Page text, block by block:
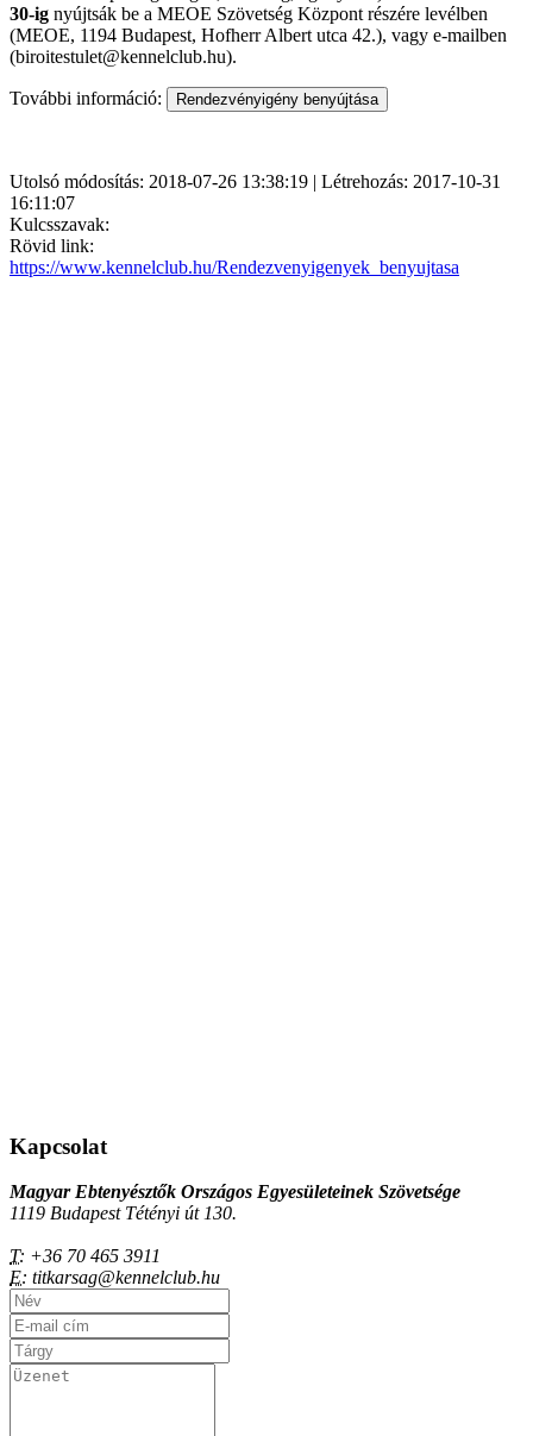
30-ig nyújtsák be a MEOE Szövetség Központ részére levélben
(MEOE, 1194 Budapest, Hofherr Albert utca 42.), vagy e-mailben
(biroitestulet@kennelclub.hu).
További információ:
Utolsó módosítás: 2018-07-26 13:38:19 | Létrehozás: 2017-10-31
16:11:07
Kulcsszavak:
Rövid link:
https://www.kennelclub.hu/Rendezvenyigenyek_benyujtasa
Kapcsolat
Magyar Ebtenyésztők Országos Egyesületeinek Szövetsége
1119 Budapest Tétényi út 130.
T: +36 70 465 3911
E: titkarsag@kennelclub.hu